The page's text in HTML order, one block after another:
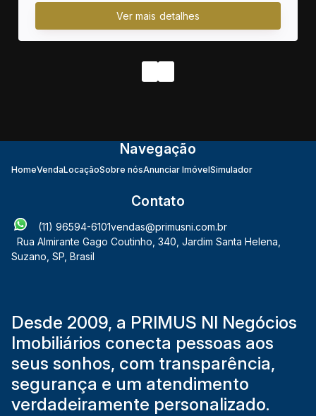
Navegação
HomeVendaLocaçãoSobre nósAnunciar ImóvelSimulador
Contato
(11) 96594-6101vendas@primusni.com.br
Rua Almirante Gago Coutinho 340 Jardim Santa Helena
Suzano SP Brasil
Desde 2009, a PRIMUS NI Negócios
Imobiliários conecta pessoas aos
seus sonhos, com transparência,
segurança e um atendimento
verdadeiramente personalizado.